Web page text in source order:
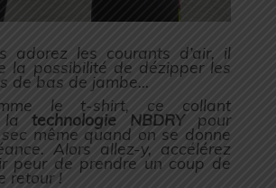
adorez les courants d’air, il
la possibilité de dézipper les
de bas de jambe…
le t-shirt, ce collant
la technologie NBDRYpour
même quand on se donne
Alors allez-y, accélérez
peur de prendre un coup de
retour !